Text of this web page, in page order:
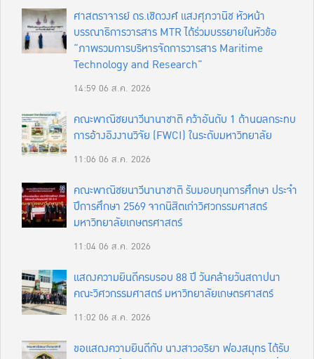
ศาสตราจารย์ ดร.เชิดวงศ์ แสงศุภวานิช หัวหน้า
บรรณาธิการวารสาร MTR ได้ร่วมบรรยายในหัวข้อ
“ภาพรวมการบริหารจัดการวารสาร Maritime
Technology and Research”
14:59 06 ส.ค. 2026
คณะพาณิชยนาวีนานาชาติ คว้าอันดับ 1 ด้านผลกระทบ
การอ้างอิงงานวิจัย (FWCI) ในระดับมหาวิทยาลัย
11:06 06 ส.ค. 2026
คณะพาณิชยนาวีนานาชาติ รับมอบทุนการศึกษา ประจำ
ปีการศึกษา 2569 จากนิสิตเก่าวิศวกรรมศาสตร์
มหาวิทยาลัยเกษตรศาสตร์
11:0406 ส.ค. 2026
แสดงความยินดีครบรอบ 88 ปี วันคล้ายวันสถาปนา
คณะวิศวกรรมศาสตร์ มหาวิทยาลัยเกษตรศาสตร์
11:02 06 ส.ค. 2026
ขอแสดงความยินดีกับ นางสาวอริยา ฟองสมุทร ได้รับ